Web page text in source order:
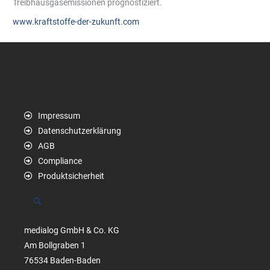
Treibhausgasemissionen prognostiziert.
www.kraftstoffe-der-zukunft.com
Impressum
Datenschutzerklärung
AGB
Compliance
Produktsicherheit
Suchen
medialog GmbH & Co. KG
Am Bollgraben 1
76534 Baden-Baden